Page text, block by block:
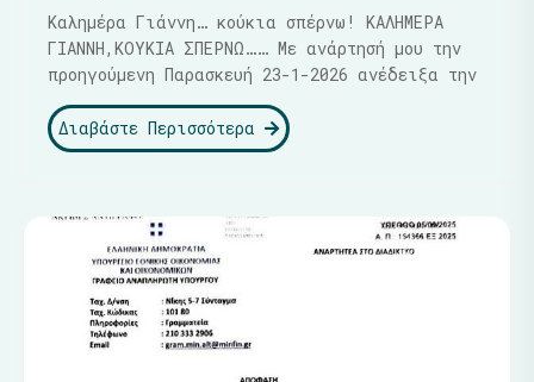
Καλημέρα Γιάννη… κούκια σπέρνω! ΚΑΛΗΜΕΡΑ
ΓΙΑΝΝΗ,ΚΟΥΚΙΑ ΣΠΕΡΝΩ…… Με ανάρτησή μου την
προηγούμενη Παρασκευή 23-1-2026 ανέδειξα την
Διαβάστε Περισσότερα